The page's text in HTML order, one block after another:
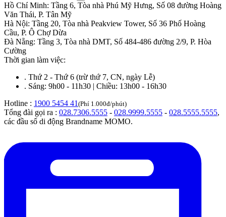
Hồ Chí Minh: Tầng 6, Tòa nhà Phú Mỹ Hưng, Số 08 đường Hoàng
Văn Thái, P. Tân Mỹ
Hà Nội: Tầng 20, Tòa nhà Peakview Tower, Số 36 Phố Hoàng
Cầu, P. Ô Chợ Dừa
Đà Nẵng: Tầng 3, Tòa nhà DMT, Số 484-486 đường 2/9, P. Hòa
Cường
Thời gian làm việc:
. Thứ 2 - Thứ 6 (trừ thứ 7, CN, ngày Lễ)
. Sáng: 9h00 - 11h30 | Chiều: 13h00 - 16h30
Hotline : 1900 5454 41 (Phí 1.000đ/phút)
Tổng đài gọi ra : 028.7306.5555 - 028.9999.5555 - 028.5555.5555,
các đầu số di động Brandname MOMO.